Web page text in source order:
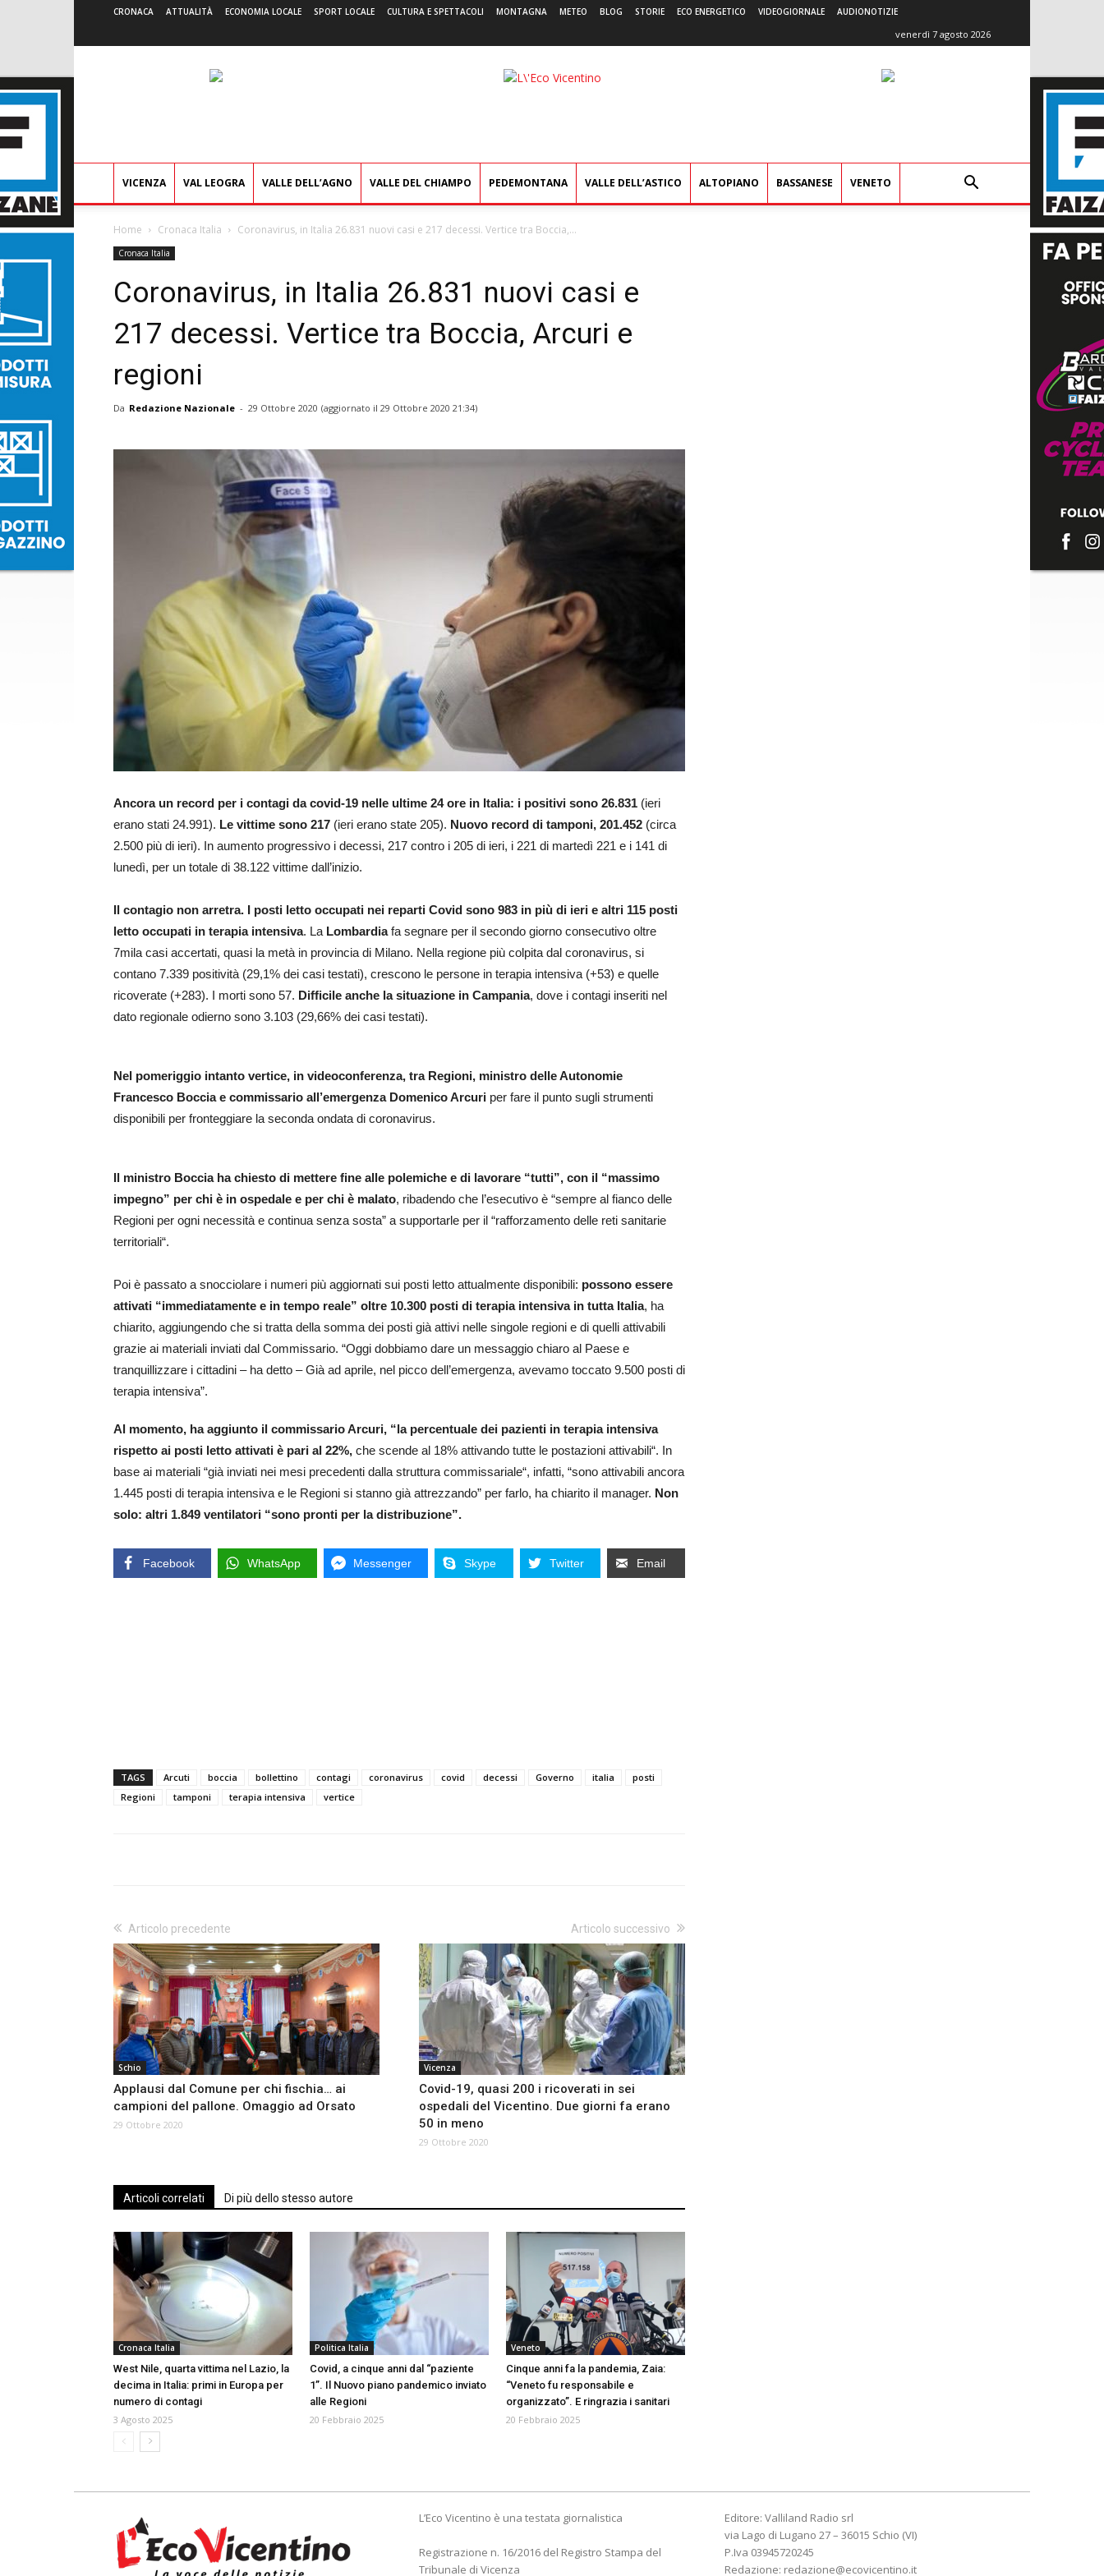
CRONACA ATTUALITÀ ECONOMIA LOCALE SPORT LOCALE CULTURA E SPETTACOLI MONTAGNA METEO BLOG STORIE ECO ENERGETICO VIDEOGIORNALE AUDIONOTIZIE
venerdì 7 agosto 2026
L'Eco
VICENZA VAL LEOGRA VALLE DELL’AGNO VALLE DEL CHIAMPO PEDEMONTANA VALLE DELL’ASTICO ALTOPIANO BASSANESE VENETO
Home Cronaca Italia Coronavirus, in Italia 26.831 nuovi casi e 217 decessi. Vertice tra Boccia,...
Cronaca Italia
Coronavirus, in Italia 26.831 nuovi casi e
217 decessi. Vertice tra Boccia, Arcuri e
regioni
Da Redazione Nazionale - 29 Ottobre 2020 (aggiornato il 29 Ottobre 2020 21:34)
Ancora un record per i contagi da covid-19 nelle ultime 24 ore in Italia: i positivi sono 26.831 (ieri
erano stati 24.991). Le vittime sono 217 (ieri erano state 205). Nuovo record di tamponi, 201.452 (circa
2.500 più di ieri). In aumento progressivo i decessi, 217 contro i 205 di ieri, i 221 di martedì 221 e i 141 di
lunedì, per un totale di 38.122 vittime dall’inizio.
Il contagio non arretra. I posti letto occupati nei reparti Covid sono 983 in più di ieri e altri 115 posti
letto occupati in terapia intensiva. La Lombardiafa segnare per il secondo giorno consecutivo oltre
7mila casi accertati, quasi la metà in provincia di Milano. Nella regione più colpita dal coronavirus, si
contano 7.339 positività (29,1% dei casi testati), crescono le persone in terapia intensiva (+53) e quelle
ricoverate (+283). I morti sono 57. Difficile anche la situazione in Campania, dove i contagi inseriti nel
dato regionale odierno sono 3.103 (29,66% dei casi testati).
Nel pomeriggio intanto vertice, in videoconferenza, tra Regioni, ministro delle Autonomie
Francesco Boccia e commissario all’emergenza Domenico Arcuri per fare il punto sugli strumenti
disponibili per fronteggiare la seconda ondata di coronavirus.
Il ministro Boccia ha chiesto di mettere fine alle polemiche e di lavorare “tutti”, con il “massimo
impegno” per chi è in ospedale e per chi è malato, ribadendo che l’esecutivo è “sempre al fianco delle
Regioni per ogni necessità e continua senza sosta” a supportarle per il “rafforzamento delle reti sanitarie
territoriali“.
Poi è passato a snocciolare i numeri più aggiornati sui posti letto attualmente disponibili: possono essere
attivati “immediatamente e in tempo reale” oltre 10.300 posti di terapia intensiva in tutta Italia, ha
chiarito, aggiungendo che si tratta della somma dei posti già attivi nelle singole regioni e di quelli attivabili
grazie ai materiali inviati dal Commissario. “Oggi dobbiamo dare un messaggio chiaro al Paese e
tranquillizzare i cittadini – ha detto – Già ad aprile, nel picco dell’emergenza, avevamo toccato 9.500 posti di
terapia intensiva”.
Al momento, ha aggiunto il commissario Arcuri, “la percentuale dei pazienti in terapia intensiva
rispetto ai posti letto attivati è pari al 22%, che scende al 18% attivando tutte le postazioni attivabili“. In
base ai materiali “già inviati nei mesi precedenti dalla struttura commissariale“, infatti, “sono attivabili ancora
1.445 posti di terapia intensiva e le Regioni si stanno già attrezzando” per farlo, ha chiarito il manager. Non
solo: altri 1.849 ventilatori “sono pronti per la distribuzione”.
Facebook WhatsApp Messenger Skype Twitter Email
TAGS Arcuti boccia bollettino contagi coronavirus covid decessi Governo italia
posti
Regioni
tamponi terapia intensiva vertice
Articolo precedente
Schio
Applausi dal Comune per chi fischia… ai
campioni del pallone. Omaggio ad Orsato
29 Ottobre 2020
Articolo successivo
Vicenza
Covid-19, quasi 200 i ricoverati in sei
ospedali del Vicentino. Due giorni fa erano
50 in meno
29 Ottobre 2020
Articoli correlati Di più dello stesso autore
Cronaca Italia
West Nile, quarta vittima nel Lazio, la
decima in Italia: primi in Europa per
numero di contagi
3 Agosto 2025
Politica Italia
Covid, a cinque anni dal “paziente
1”. Il Nuovo piano pandemico inviato
alle Regioni
20 Febbraio 2025
Veneto
Cinque anni fa la pandemia, Zaia:
“Veneto fu responsabile e
organizzato”. E ringrazia i sanitari
20 Febbraio 2025
L’Eco Vicentino è una testata giornalistica
Registrazione n. 16/2016 del Registro Stampa del
Tribunale di Vicenza
Editore: Valliland Radio srl
via Lago di Lugano 27 – 36015 Schio (VI)
P.Iva 03945720245
Redazione: redazione@ecovicentino.it